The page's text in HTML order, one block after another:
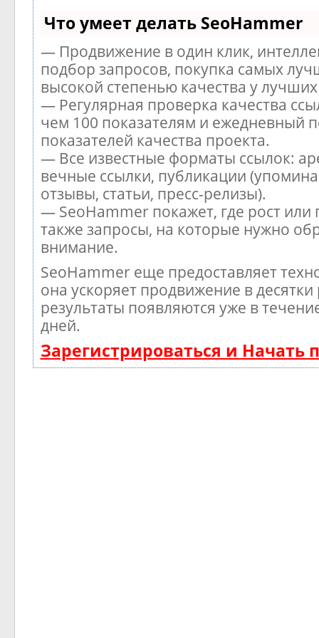
Что умеет делать SeoHammer
— Продвижение в один клик,
подбор запросов, покупка самых
высокой степенью качества у
— Регулярная проверка качества
чем 100 показателям и ежедневный
показателей качества проекта.
— Все известные форматы ссылок:
вечные ссылки, публикации
отзывы, статьи, пресс-релизы).
— SeoHammer покажет, где рост или
также запросы, на которые нужно
внимание.
SeoHammer еще предоставляет
она ускоряет продвижение в
результаты появляются уже в
дней.
Зарегистрироваться и Начать